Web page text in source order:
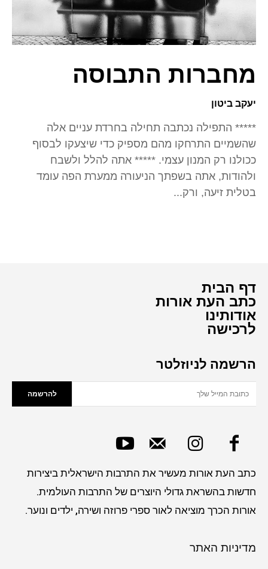
מחברות התבוסה
יעקב ביטון
***** התפילה נכתבה תחילה בחרדת עניים אלה
שהשמיים התרחקו מהם מספיק כדי שיצעקו לבסוף
ככולנו רק המנון עצמי. ***** אתה להלל ולשבח
ולהודות, אתה בשפתך הניעורה ממערת הפה עומד
בטלית זיעה, ורק...
דף הבית
כתב העת אורות
אודותינו
לרכישה
הרשמה לניוזלטר
להרשמה
כתב העת אורות מעשיר את התרבות הישראלית ביצירות
חדשות בהשראת גדולי היוצרים של התרבות העולמית.
אורות הכרך מוציאה לאור ספרי פרוזה ושירה, ילדים ונוער.
מדיניות האתר